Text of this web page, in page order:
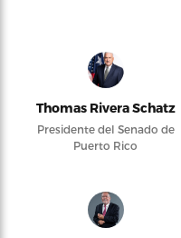
Thomas Rivera Schatz
Presidente del Senado de
Puerto Rico